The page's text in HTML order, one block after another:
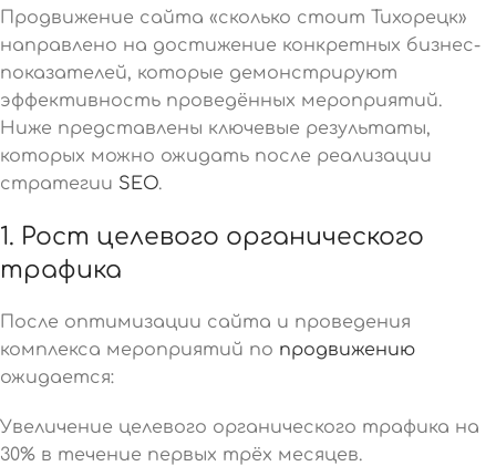
Продвижение сайта «сколько стоит Тихорецк»
направлено на достижение конкретных бизнес-
показателей, которые демонстрируют
эффективность проведённых мероприятий.
Ниже представлены ключевые результаты,
которых можно ожидать после реализации
стратегии SEO.
1. Рост целевого органического
трафика
После оптимизации сайта и проведения
комплекса мероприятий по продвижению
ожидается:
Увеличение целевого органического трафика на
30% в течение первых трёх месяцев.